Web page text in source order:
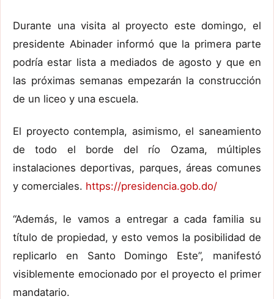
Durante una visita al proyecto este domingo, el
presidente Abinader informó que la primera parte
podría estar lista a mediados de agosto y que en
las próximas semanas empezarán la construcción
de un liceo y una escuela.
El proyecto contempla, asimismo, el saneamiento
de todo el borde del río Ozama, múltiples
instalaciones deportivas, parques, áreas comunes
y comerciales. https://presidencia.gob.do/
“Además, le vamos a entregar a cada familia su
título de propiedad, y esto vemos la posibilidad de
replicarlo en Santo Domingo Este”, manifestó
visiblemente emocionado por el proyecto el primer
mandatario.